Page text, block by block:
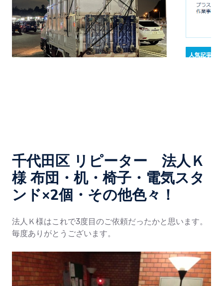
千代田区 リピーター 法人Ｋ
様 布団・机・椅子・電気スタ
ンド×2個・その他色々！
法人Ｋ様はこれで3度目のご依頼だったかと思います。
毎度ありがとうございます。